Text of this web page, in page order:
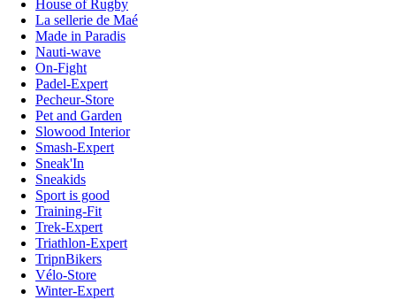
House of Rugby
La sellerie de Maé
Made in Paradis
Nauti-wave
On-Fight
Padel-Expert
Pecheur-Store
Pet and Garden
Slowood Interior
Smash-Expert
Sneak'In
Sneakids
Sport is good
Training-Fit
Trek-Expert
Triathlon-Expert
TripnBikers
Vélo-Store
Winter-Expert